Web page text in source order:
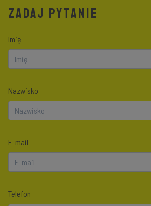
ZADAJ PYTANIE
Imię
Nazwisko
E-mail
Telefon